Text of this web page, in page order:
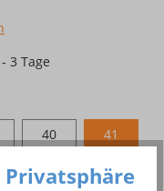
3 Tage
40 41
46 47